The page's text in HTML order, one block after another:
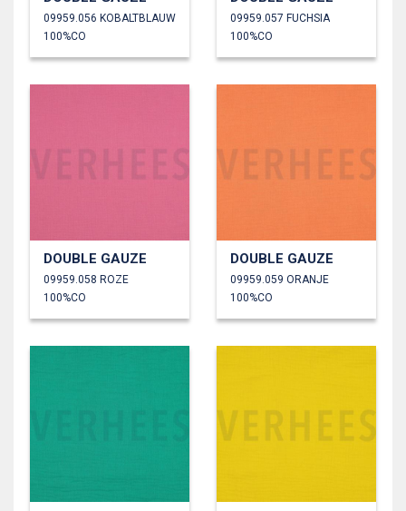
09959.056 KOBALTBLAUW
100%CO
09959.057 FUCHSIA
100%CO
DOUBLE GAUZE
09959.058 ROZE
100%CO
DOUBLE GAUZE
09959.059 ORANJE
100%CO